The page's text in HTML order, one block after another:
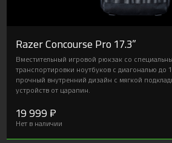
Razer Concourse Pro 17.3”
Вместительный игровой рюкзак со
транспортировки ноутбуков с диагональю до
прочный внутренний дизайн с мягкой
устройств от царапин.
19 999 ₽
Нет в наличии